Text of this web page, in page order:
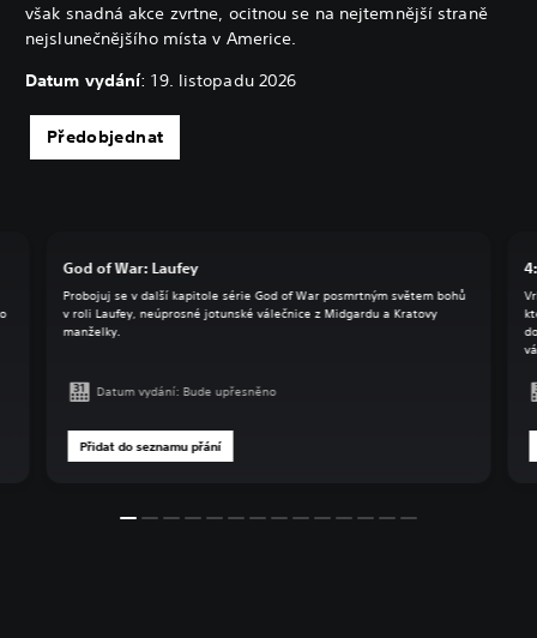
však snadná akce zvrtne, ocitnou se na nejtemnější straně
nejslunečnějšího místa v Americe.
Datum vydání: 19. listopadu 2026
Předobjednat
God of War: Laufey
Probojuj se v další kapitole série God of War posmrtným světem bohů
v roli Laufey, neúprosné jotunské válečnice z Midgardu a Kratovy
manželky.
Datum vydání: Bude upřesněno
Přidat do seznamu přání